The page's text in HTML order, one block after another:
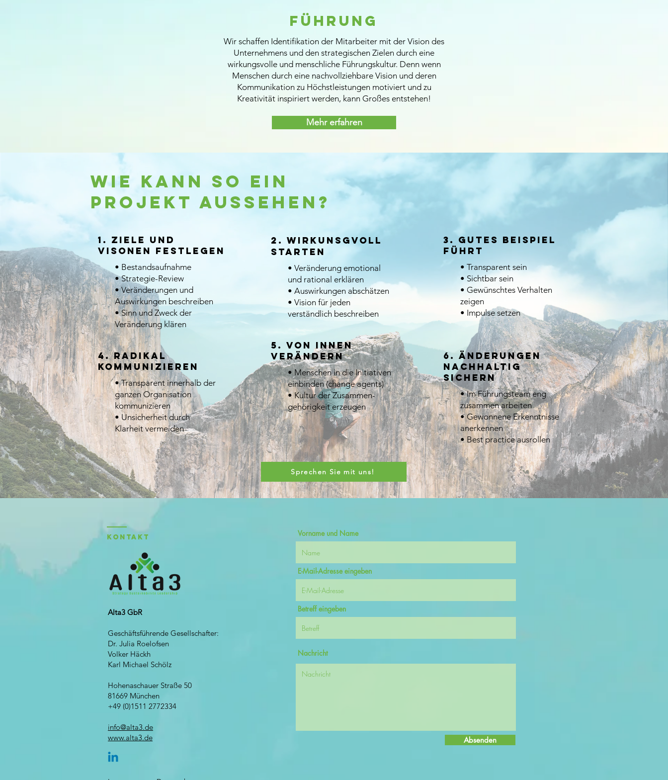
Führung
Wir schaffen Identifikation der Mitarbeiter mit der Vision des
Unternehmens und den strategischen Zielen durch eine
wirkungsvolle und menschliche Führungskultur. Denn wenn
Menschen durch eine nachvollziehbare Vision und deren
Kommunikation zu Höchstleistungen motiviert und zu
Kreativität inspiriert werden, kann Großes entstehen!
Mehr erfahren
Wie kann so ein
Projekt aussehen?
1. Ziele und
Visonen festlegen
• Bestandsaufnahme
• Strategie-Review
• Veränderungen und
Auswirkungen beschreiben
• Sinn und Zweck der
Veränderung klären
4. Radikal
Kommunizieren
• Transparent innerhalb der
ganzen Organisation
kommunizieren
• Unsicherheit durch
Klarheit vermeiden
2. Wirkunsgvoll
starten
• Veränderung emotional
und rational erklären
• Auswirkungen abschätzen
• Vision für jeden
verständlich beschreiben
5. Von innen
verändern
• Menschen in die Initiativen
einbinden (change agents)
• Kultur der Zusammen-
gehörigkeit erzeugen
3. Gutes Beispiel
führt
• Transparent sein
• Sichtbar sein
• Gewünschtes Verhalten
zeigen
• Impulse setzen
6. Änderungen
nachhaltig
sichern
• Im Führungsteam eng
zusammen arbeiten
• Gewonnene Erkenntnisse
anerkennen
• Best practice ausrollen
Sprechen Sie mit uns!
KONTAKT
Alta3 GbR
Geschäftsführende Gesellschafter:
Dr. Julia Roelofsen
Volker Häckh
Karl Michael Schölz
Hohenaschauer Straße 50
81669 München
+49 (0)1511 2772334
info@alta3.de
www.alta3.de
Vorname und Name
E-Mail-Adresse eingeben
Betreff eingeben
Nachricht
Absenden